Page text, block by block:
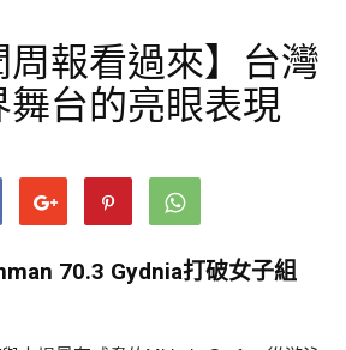
周報看過來】台灣
台的亮眼表現
70.3 Gydnia打破女子組